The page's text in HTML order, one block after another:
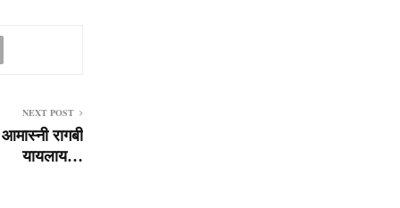
NEXT POST
रागबी
यायलाय…